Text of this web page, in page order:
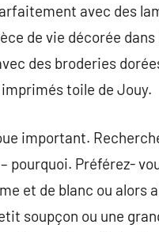
avec des
de vie décorée
des broderies
toile de Jouy.
important.
pourquoi. Préférez-
et de blanc ou alors
soupçon ou une